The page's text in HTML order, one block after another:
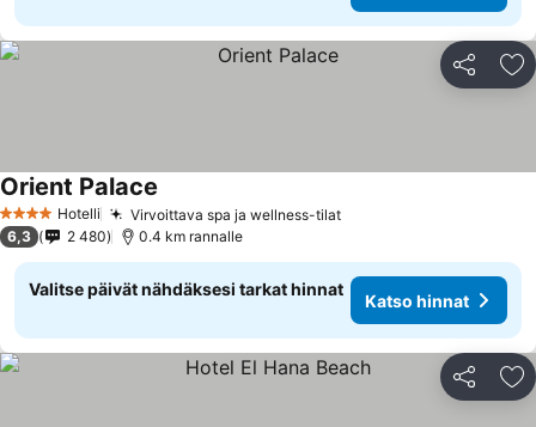
Jaa
4 Tähtiluokitus
Hotelli Virvoittava spa ja wellness-tilat
Orient Palace
6,3 2 480 0.4 km rannalle
Valitse päivät nähdäksesi tarkat hinnat
Katso hinnat
Jaa